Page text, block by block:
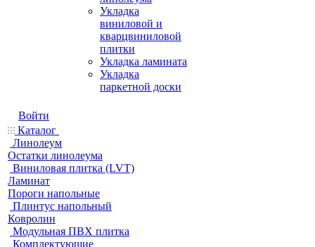
Укладка
виниловой и
кварцвиниловой
плитки
Укладка ламината
Укладка
паркетной доски
Войти
Каталог
Линолеум
Остатки линолеума
Виниловая плитка (LVT)
Ламинат
Пороги напольные
Плинтус напольный
Ковролин
Модульная ПВХ плитка
Комплектующие